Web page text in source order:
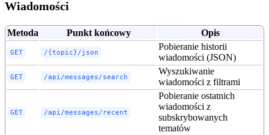
Wiadomości
Metoda Punkt końcowy Opis
GET /{topic}/json
Pobieranie historii
wiadomości (JSON)
GET /api/messages/search
Wyszukiwanie
wiadomości z filtrami
GET /api/messages/recent
Pobieranie ostatnich
wiadomości z
subskrybowanych
tematów